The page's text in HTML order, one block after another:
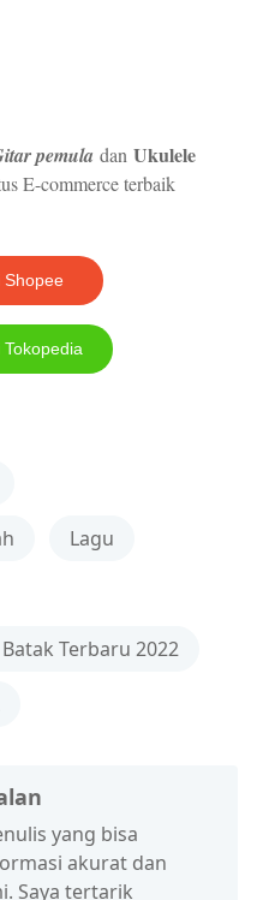
pemula dan Ukulele
E-commerce terbaik
Shopee
Lagu
Terbaru 2022
yang bisa
akurat dan
Saya tertarik